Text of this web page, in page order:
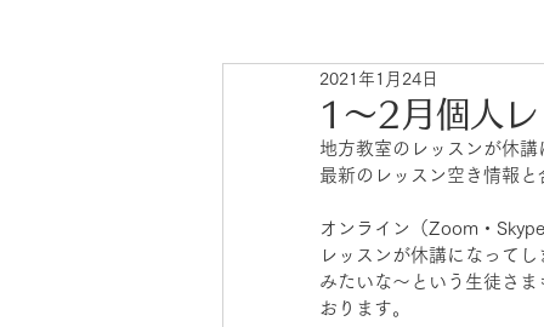
発表会 コンサート
1〜2月個人レ
2021年1月24日
地方教室のレッスンが休
最新のレッスン空き情報
オンライン（Zoom・
レッスンが休講になって
みたいな〜という生徒さ
おります。